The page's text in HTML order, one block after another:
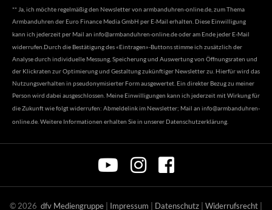
** Ja, ich möchte regelmäßig den Newsletter von armbanduhren-online.de, zum Thema
Armbanduhren der Euro Finance Media GmbH per E-Mail erhalten. Diese Einwilligung
kann ich jederzeit per Mail an info@armbanduhren-online.deoder am Ende jeder E-Mail
widerrufen.Durch die Bestätigung des «Eintragen»-Buttons stimme ich zusätzlich der
Analyse durch individuelle Messung, Speicherung und Auswertung von Öffnungsraten und
der Klickraten zur Optimierung und Gestaltung zukünftiger Newsletter zu. Hierfür wird das
Nutzungsverhalten in pseudonymisierter Form ausgewertet. Ein direkter Bezug zu meiner
Person wird dabei ausgeschlossen. Meine Einwilligungen kann ich jederzeit mit Wirkung für
die Zukunft wie folgt widerrufen: Abmeldelink im Newsletter; Mail an info@armbanduhren-
online.de . Weitere Informationen erhalten Sie in unserer Datenschutzerklärung
© 2026 dfv Mediengruppe Impressum Datenschutz Widerrufsrecht